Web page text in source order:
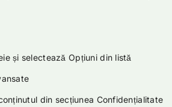
selectează Opțiuni din listă
din secțiunea Confidențialitate